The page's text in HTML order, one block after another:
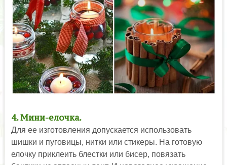
4. Мини-елочка.
Для ее изготовления допускается использовать
шишки и пуговицы, нитки или стикеры. На готовую
елочку приклеить блестки или бисер, повязать